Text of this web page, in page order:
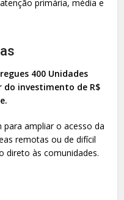
primária, média e
400 Unidades
investimento de R$
para ampliar o acesso da
remotas ou de difícil
direto às comunidades.